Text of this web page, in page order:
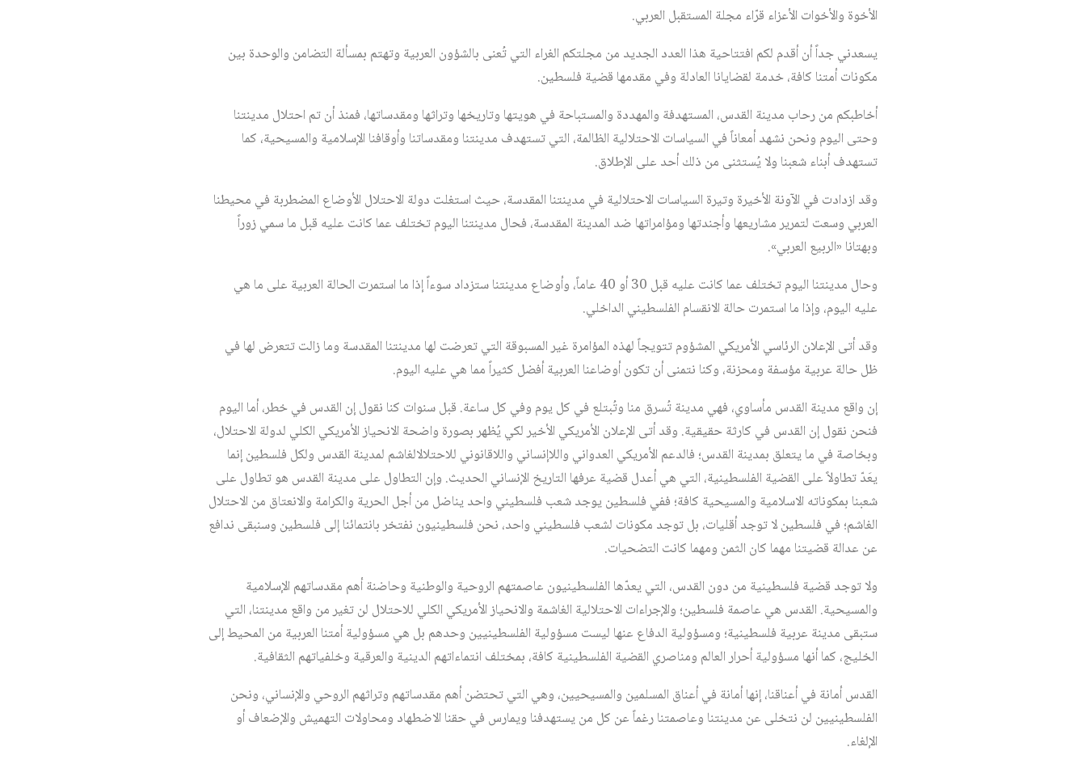
الأخوة والأخوات الأعزاء قرّاء مجلة المستقبل العربي.
يسعدني جداً أن أقدم لكم افتتاحية هذا العدد الجديد من مجلتكم الغراء التي تُعنى بالشؤون العربية وتهتم بمسألة التضامن والوحدة بين
مكونات أمتنا كافة، خدمة لقضايانا العادلة وفي مقدمها قضية فلسطين.
أخاطبكم من رحاب مدينة القدس، المستهدفة والمهددة والمستباحة في هويتها وتاريخها وتراثها ومقدساتها، فمنذ أن تم احتلال مدينتنا
وحتى اليوم ونحن نشهد أمعاناً في السياسات الاحتلالية الظالمة، التي تستهدف مدينتنا ومقدساتنا وأوقافنا الإسلامية والمسيحية، كما
تستهدف أبناء شعبنا ولا يُستثنى من ذلك أحد على الإطلاق.
وقد ازدادت في الآونة الأخيرة وتيرة السياسات الاحتلالية في مدينتنا المقدسة، حيث استغلت دولة الاحتلال الأوضاع المضطربة في محيطنا
العربي وسعت لتمرير مشاريعها وأجندتها ومؤامراتها ضد المدينة المقدسة، فحال مدينتنا اليوم تختلف عما كانت عليه قبل ما سمي زوراً
وبهتانا «الربيع العربي».
وحال مدينتنا اليوم تختلف عما كانت عليه قبل 30 أو 40 عاماً، وأوضاع مدينتنا ستزداد سوءاً إذا ما استمرت الحالة العربية على ما هي
عليه اليوم، وإذا ما استمرت حالة الانقسام الفلسطيني الداخلي.
وقد أتى الإعلان الرئاسي الأمريكي المشؤوم تتويجاً لهذه المؤامرة غير المسبوقة التي تعرضت لها مدينتنا المقدسة وما زالت تتعرض لها في
ظل حالة عربية مؤسفة ومحزنة، وكنا نتمنى أن تكون أوضاعنا العربية أفضل كثيراً مما هي عليه اليوم.
إن واقع مدينة القدس مأساوي، فهي مدينة تُسرق منا وتُبتلع في كل يوم وفي كل ساعة. قبل سنوات كنا نقول إن القدس في خطر، أما اليوم
فنحن نقول إن القدس في كارثة حقيقية. وقد أتى الإعلان الأمريكي الأخير لكي يُظهر بصورة واضحة الانحياز الأمريكي الكلي لدولة الاحتلال،
وبخاصة في ما يتعلق بمدينة القدس؛ فالدعم الأمريكي العدواني واللاإنساني واللاقانوني للاحتلالالغاشم لمدينة القدس ولكل فلسطين إنما
يعَدّ تطاولاً على القضية الفلسطينية، التي هي أعدل قضية عرفها التاريخ الإنساني الحديث. وإن التطاول على مدينة القدس هو تطاول على
شعبنا بمكوناته الاسلامية والمسيحية كافة؛ ففي فلسطين يوجد شعب فلسطيني واحد يناضل من أجل الحرية والكرامة والانعتاق من الاحتلال
الغاشم؛ في فلسطين لا توجد أقليات، بل توجد مكونات لشعب فلسطيني واحد، نحن فلسطينيون نفتخر بانتمائنا إلى فلسطين وسنبقى ندافع
عن عدالة قضيتنا مهما كان الثمن ومهما كانت التضحيات.
ولا توجد قضية فلسطينية من دون القدس، التي يعدّها الفلسطينيون عاصمتهم الروحية والوطنية وحاضنة أهم مقدساتهم الإسلامية
والمسيحية. القدس هي عاصمة فلسطين؛ والإجراءات الاحتلالية الغاشمة والانحياز الأمريكي الكلي للاحتلال لن تغير من واقع مدينتنا، التي
ستبقى مدينة عربية فلسطينية؛ ومسؤولية الدفاع عنها ليست مسؤولية الفلسطينيين وحدهم بل هي مسؤولية أمتنا العربية من المحيط إلى
الخليج، كما أنها مسؤولية أحرار العالم ومناصري القضية الفلسطينية كافة، بمختلف انتماءاتهم الدينية والعرقية وخلفياتهم الثقافية.
القدس أمانة في أعناقنا، إنها أمانة في أعناق المسلمين والمسيحيين، وهي التي تحتضن أهم مقدساتهم وتراثهم الروحي والإنساني، ونحن
الفلسطينيين لن نتخلى عن مدينتنا وعاصمتنا رغماً عن كل من يستهدفنا ويمارس في حقنا الاضطهاد ومحاولات التهميش والإضعاف أو
الإلغاء.